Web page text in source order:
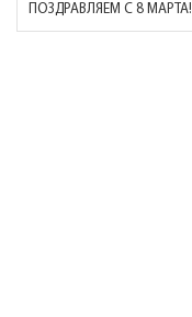
ПОЗДРАВЛЯЕМ С 8 МАРТА!